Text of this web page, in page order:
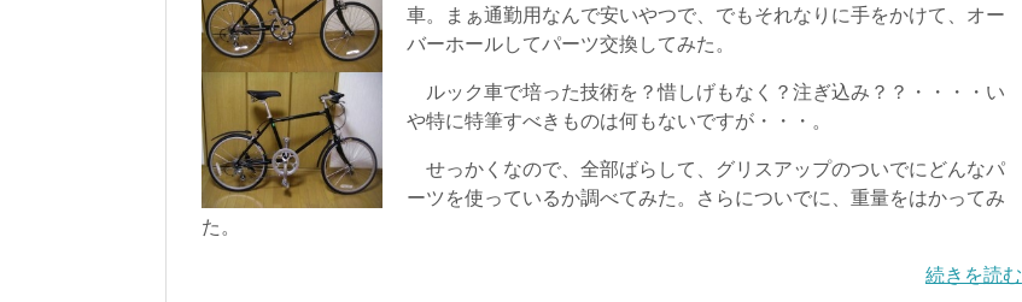
車。まぁ通勤用なんで安いやつで、でもそれなりに手をかけて、オー
バーホールしてパーツ交換してみた。
ルック車で培った技術を？惜しげもなく？注ぎ込み？？・・・・い
や特に特筆すべきものは何もないですが・・・。
せっかくなので、全部ばらして、グリスアップのついでにどんなパ
ーツを使っているか調べてみた。さらについでに、重量をはかってみ
た。
続きを読む